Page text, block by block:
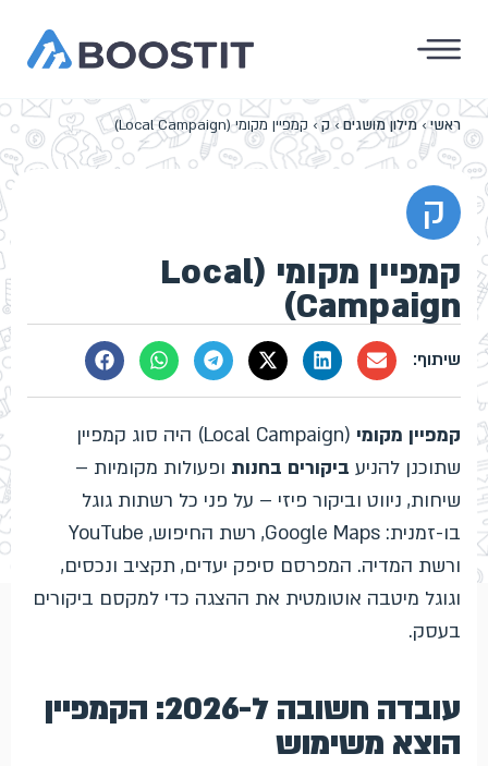
ראשי›מילון מושגים›ק› קמפיין מקומי (Local Campaign)
ק
קמפיין מקומי (Local
Campaign)
קמפיין מקומי
(Local Campaign) היה סוג קמפיין
שתוכנן להניע ביקורים בחנות ופעולות מקומיות –
שיחות, ניווט וביקור פיזי – על פני כל רשתות גוגל
בו-זמנית: Google Maps, רשת החיפוש, YouTube
ורשת המדיה. המפרסם סיפק יעדים, תקציב ונכסים,
וגוגל מיטבה אוטומטית את ההצגה כדי למקסם ביקורים
בעסק.
עובדה חשובה ל-2026: הקמפיין
הוצא משימוש